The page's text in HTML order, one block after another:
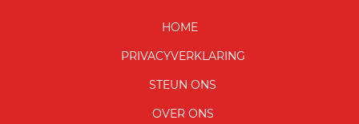
HOME
PRIVACYVERKLARING
STEUN ONS
OVER ONS